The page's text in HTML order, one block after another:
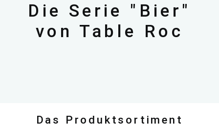
Die Serie "Bier"
von Table Roc
Das Produktsortiment